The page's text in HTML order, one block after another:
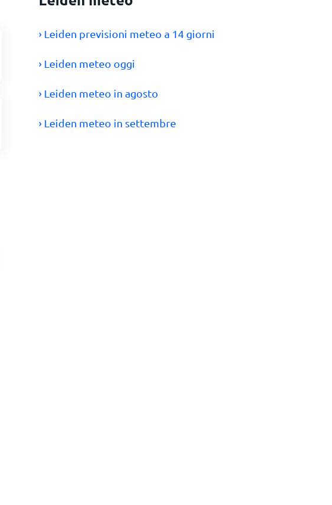
› Leiden previsioni meteo a 14 giorni
› Leiden meteo oggi
› Leiden meteo in agosto
› Leiden meteo in settembre